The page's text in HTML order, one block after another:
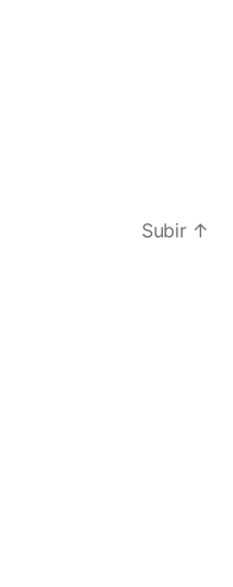
Subir ↑